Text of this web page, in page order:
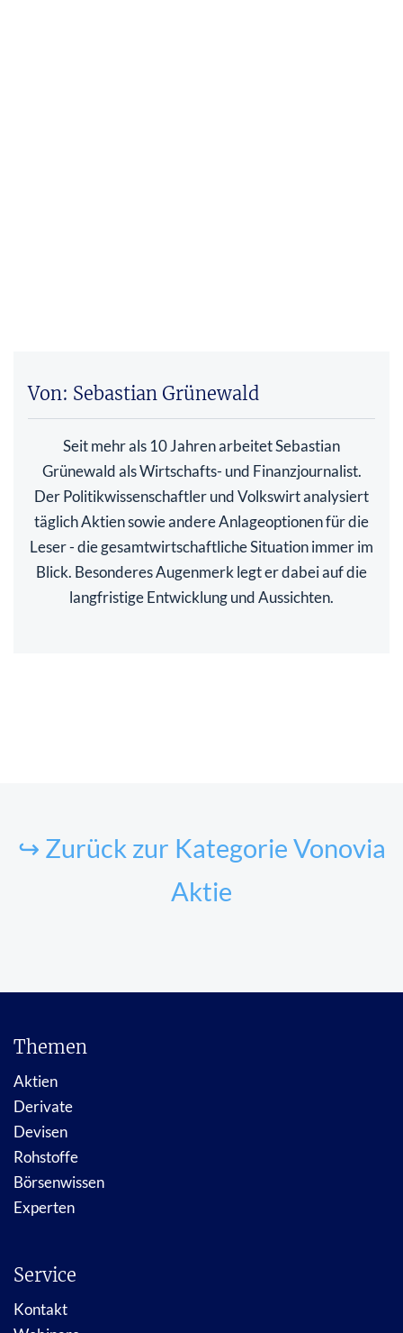
Von: Sebastian Grünewald
Seit mehr als 10 Jahren arbeitet Sebastian
Grünewald als Wirtschafts- und Finanzjournalist.
Der Politikwissenschaftler und Volkswirt analysiert
täglich Aktien sowie andere Anlageoptionen für die
Leser - die gesamtwirtschaftliche Situation immer im
Blick. Besonderes Augenmerk legt er dabei auf die
langfristige Entwicklung und Aussichten.
↪ Zurück zur Kategorie Vonovia
Aktie
Themen
Aktien
Derivate
Devisen
Rohstoffe
Börsenwissen
Experten
Service
Kontakt